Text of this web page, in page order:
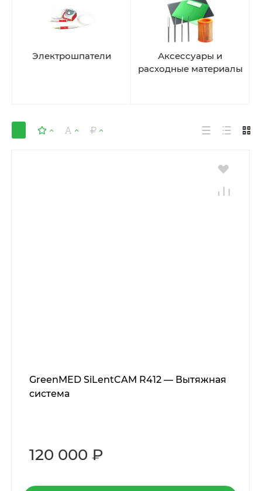
Электрошпатели
Аксессуары и
расходные материалы
GreenMED SiLentCAM R412 — Вытяжная
система
120 000 ₽